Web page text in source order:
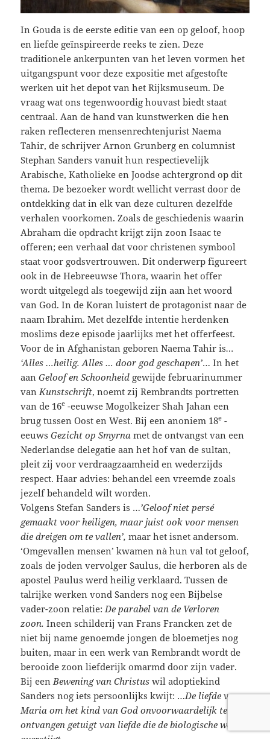
In Gouda is de eerste editie van een op geloof, hoop
en liefde geïnspireerde reeks te zien. Deze
traditionele ankerpunten van het leven vormen het
uitgangspunt voor deze expositie met afgestofte
werken uit het depot van het Rijksmuseum. De
vraag wat ons tegenwoordig houvast biedt staat
centraal. Aan de hand van kunstwerken die hen
raken reflecteren mensenrechtenjurist Naema
Tahir, de schrijver Arnon Grunberg en columnist
Stephan Sanders vanuit hun respectievelijk
Arabische, Katholieke en Joodse achtergrond op dit
thema. De bezoeker wordt wellicht verrast door de
ontdekking dat in elk van deze culturen dezelfde
verhalen voorkomen. Zoals de geschiedenis waarin
Abraham die opdracht krijgt zijn zoon Isaac te
offeren; een verhaal dat voor christenen symbool
staat voor godsvertrouwen. Dit onderwerp figureert
ook in de Hebreeuwse Thora, waarin het offer
wordt uitgelegd als toegewijd zijn aan het woord
van God. In de Koran luistert de protagonist naar de
naam Ibrahim. Met dezelfde intentie herdenken
moslims deze episode jaarlijks met het offerfeest.
Voor de in Afghanistan geboren Naema Tahir is…
‘Alles …heilig. Alles … door god geschapen’… In het
aanGeloof en Schoonheid gewijde februarinummer
vanKunstschrift, noemt zij Rembrandts portretten
van de 16e -eeuwse Mogolkeizer Shah Jahan een
brug tussen Oost en West. Bij een anoniem 18e -
eeuwsGezicht op Smyrna met de ontvangst van een
Nederlandse delegatie aan het hof van de sultan,
pleit zij voor verdraagzaamheid en wederzijds
respect. Haar advies: behandel een vreemde zoals
jezelf behandeld wilt worden.
Volgens Stefan Sanders is …’Geloof niet persé
gemaakt voor heiligen, maar juist ook voor mensen
die dreigen om te vallen’,maar het isnet andersom.
‘Omgevallen mensen’ kwamen nà hun val tot geloof,
zoals de joden vervolger Saulus, die herboren als de
apostel Paulus werd heilig verklaard. Tussen de
talrijke werken vond Sanders nog een Bijbelse
vader-zoon relatie:De parabel van de Verloren
zoon.Ineen schilderij van Frans Francken zet de
niet bij name genoemde jongen de bloemetjes nog
buiten, maar in een werk van Rembrandt wordt de
berooide zoon liefderijk omarmd door zijn vader.
Bij eenBewening van Christus wil adoptiekind
Sanders nog iets persoonlijks kwijt: …De liefde van
Maria om het kind van God onvoorwaardelijk te
ontvangen getuigt van liefde die de biologische wetten